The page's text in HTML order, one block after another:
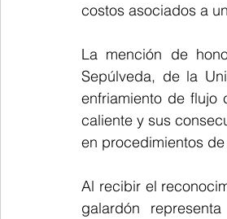
costos asociados a
La mención de
Sepúlveda, de la
enfriamiento de flujo
caliente y sus
en procedimientos
Al recibir el
galardón